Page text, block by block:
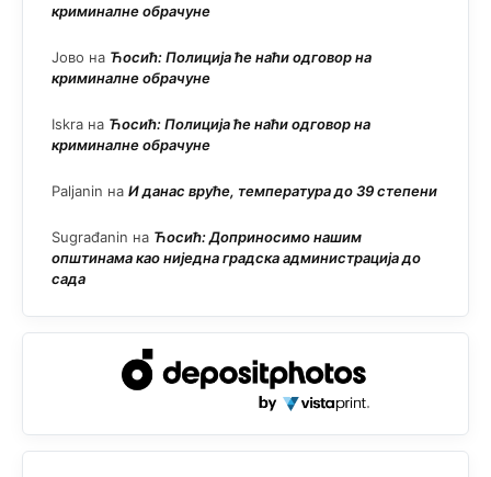
криминалне обрачуне
Јово на Ћосић: Полиција ће наћи одговор на
криминалне обрачуне
Iskra на Ћосић: Полиција ће наћи одговор на
криминалне обрачуне
Paljanin на И данас вруће, температура до 39 степени
Sugrađanin на Ћосић: Доприносимо нашим
општинама као ниједна градска администрација до
сада